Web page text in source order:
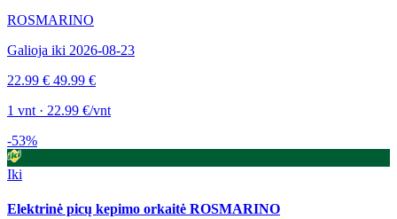
ROSMARINO
Galioja iki 2026-08-23
22.99 € 49.99 €
1 vnt · 22.99 €/vnt
-53%
Iki
Elektrinė picų kepimo orkaitė ROSMARINO